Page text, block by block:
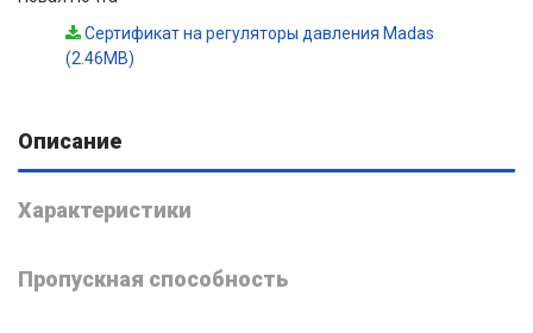
Сертификат на регуляторы давления Madas
(2.46MB)
Описание
Характеристики
Пропускная способность